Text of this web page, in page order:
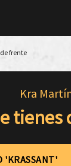
frente
Kra
tienes
'KRASSANT'